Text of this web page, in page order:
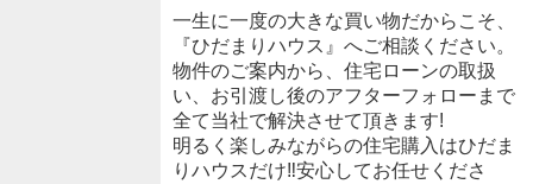
一生に一度の大きな買い物だからこそ、
『ひだまりハウス』へご相談ください。
物件のご案内から、住宅ローンの取扱
い、お引渡し後のアフターフォローまで
全て当社で解決させて頂きます!
明るく楽しみながらの住宅購入はひだま
りハウスだけ‼安心してお任せくださ